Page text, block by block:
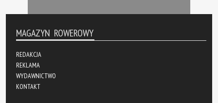
MAGAZYN ROWEROWY
REDAKCJA
REKLAMA
WYDAWNICTWO
KONTAKT